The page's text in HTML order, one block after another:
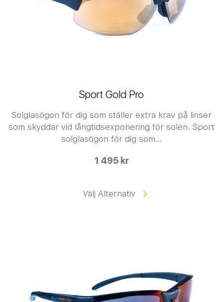
Sport Gold Pro
Solglasögon för dig som ställer extra krav på linser
som skyddar vid långtidsexponering för solen. Sport
solglasögon för dig som…
1 495 kr
Välj Alternativ